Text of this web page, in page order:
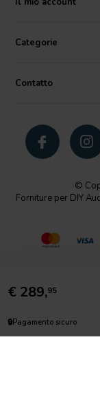
€ 289,95
🔒Pagamento sicuro
Categorie
Contatto
©
Forniture per DIY